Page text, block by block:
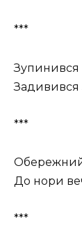
***
Зупинився
Задивився
***
До нори
***